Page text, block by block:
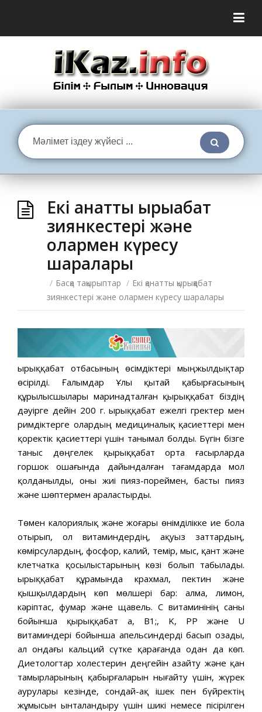
Екі қанатты қырыққабат
зиянкестері және
олармен күресу
шаралары
/ Басқа тақырыптар / Екі қанатты қырыққабат
зиянкестері және олармен күресу шаралары
Қырыққабат отбасының өсімдіктері мыңжылдықтар
өсірілді. Ғалымдар Ұлы қытай қабырғасының
құрылысшылары маринадталған қырыққабат біздің
дәуірге дейін 200 г. Қырыққабат ежелгі гректер мен
римдіктерге олардың медициналық қасиеттері мен
қоректік қасиеттері үшін танымал болды. Бүгін бізге
таныс дөңгелек қырыққабат орта ғасырларда
горшок ошағында дайындалған тағамдарда мол
қолданылды, оны жиі пияз-пореймен, басты пияз
және шөптермен араластырды.
Төмен калориялық және жоғары өнімділікке ие бола
отырып, ол витаминдердің, ақуыз заттардың,
көмірсулардың, фосфор, калий, темір, мыс, қант және
клетчатка қосылыстарының көзі болып табылады.
Қырыққабат құрамында крахмал, пектин және
қышқылдардың көп мөлшері бар: алма, лимон,
кәріптас, фумар және щавель. С витаминінің саны
бойынша қырыққабат а, B1;, K, PP және U
витаминдері бойынша апельсиндерді басып озады,
ал ондағы кальций сүтке қарағанда одан да көп.
Диетологтар холестерин деңгейін азайту және қан
тамырларының қабырғаларын нығайту үшін, жүрек
аурулары кезінде, сондай-ақ ішек пен бүйректің
жұмысын ынталандыру үшін шикі немесе пісірілген